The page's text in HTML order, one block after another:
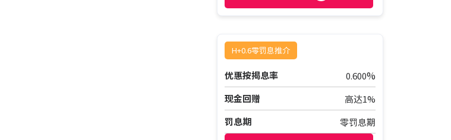
H+0.6零罚息推介
优惠按揭息率 0.600%
现金回赠
高达1%
罚息期
零罚息期